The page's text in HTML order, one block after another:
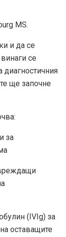
MS.
и да се
се
диагностичния
ще започне
за
(IVIg) за
оставащите